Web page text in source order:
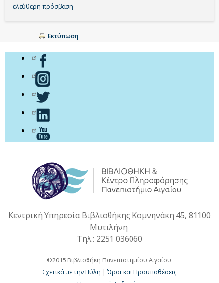
ελεύθερη πρόσβαση
Εκτύπωση
Κεντρική Υπηρεσία Βιβλιοθήκης Κομνηνάκη 45, 81100
Μυτιλήνη
Τηλ.: 2251 036060
©2015 Βιβλιοθήκη Πανεπιστημίου Αιγαίου
Σχετικά με την Πύλη |Όροι και Προϋποθέσεις